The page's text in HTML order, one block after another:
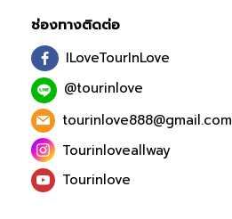
ช่องทางติดต่อ
ILoveTourInLove
@tourinlove
tourinlove888@gmail.com
Tourinloveallway
Tourinlove